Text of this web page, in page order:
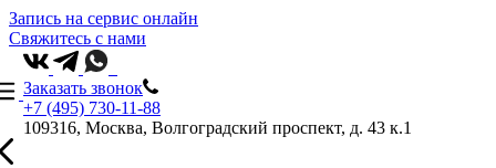
Запись на сервис онлайн
Свяжитесь с нами
Заказать звонок
+7 (495) 730-11-88
109316, Москва, Волгоградский проспект, д. 43 к.1